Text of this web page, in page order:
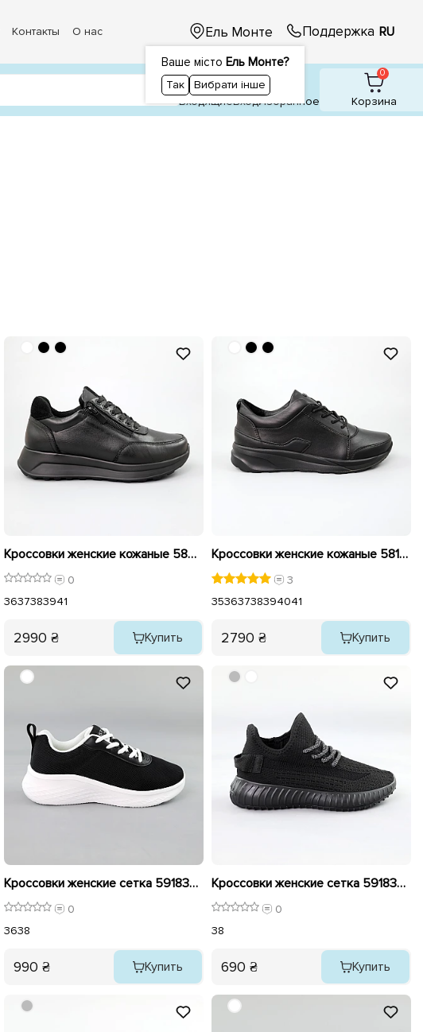
Контакты О нас Ель Монте
Ваше місто Ель Монте?
Так Вибрати інше
Поддержка RU
1
ВходящиеВходИзбранное
0
Корзина
Кроссовки женские кожаные 589919 Черные
0
3637383941
2990 ₴ Купить
Кроссовки женские кожаные 581671 Черные
3
35363738394041
2790 ₴ Купить
Кроссовки женские сетка 591833 Черные
0
3638
990 ₴ Купить
Кроссовки женские сетка 591834 Черные
0
38
690 ₴ Купить